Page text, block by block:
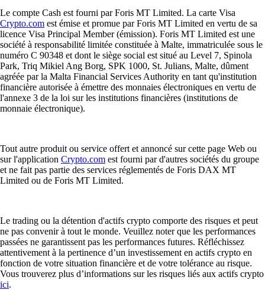
Le compte Cash est fourni par Foris MT Limited. La carte Visa
Crypto.com est émise et promue par Foris MT Limited en vertu de sa
licence Visa Principal Member (émission). Foris MT Limited est une
société à responsabilité limitée constituée à Malte, immatriculée sous le
numéro C 90348 et dont le siège social est situé au Level 7, Spinola
Park, Triq Mikiel Ang Borg, SPK 1000, St. Julians, Malte, dûment
agréée par la Malta Financial Services Authority en tant qu'institution
financière autorisée à émettre des monnaies électroniques en vertu de
l'annexe 3 de la loi sur les institutions financières (institutions de
monnaie électronique).
Tout autre produit ou service offert et annoncé sur cette page Web ou
sur l'application Crypto.com est fourni par d'autres sociétés du groupe
et ne fait pas partie des services réglementés de Foris DAX MT
Limited ou de Foris MT Limited.
Le trading ou la détention d'actifs crypto comporte des risques et peut
ne pas convenir à tout le monde. Veuillez noter que les performances
passées ne garantissent pas les performances futures. Réfléchissez
attentivement à la pertinence d’un investissement en actifs crypto en
fonction de votre situation financière et de votre tolérance au risque.
Vous trouverez plus d’informations sur les risques liés aux actifs crypto
ici.